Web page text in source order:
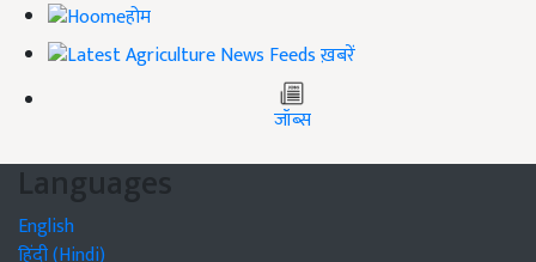
होम
ख़बरें
जॉब्स
Languages
English
हिंदी (Hindi)